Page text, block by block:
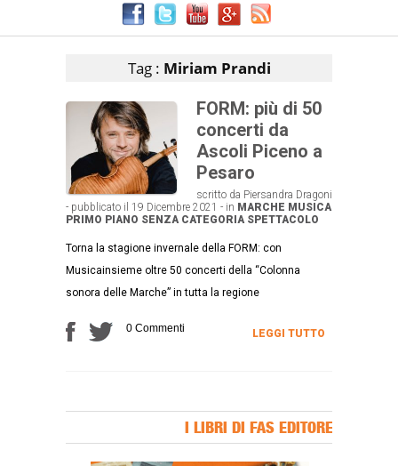
Tag : Miriam Prandi
FORM: più di 50
concerti da
Ascoli Piceno a
Pesaro
scritto da Piersandra Dragoni
- pubblicato il 19 Dicembre 2021 - in MARCHE MUSICA
PRIMO PIANO SENZA CATEGORIA SPETTACOLO
Torna la stagione invernale della FORM: con
Musicainsieme oltre 50 concerti della “Colonna
sonora delle Marche” in tutta la regione
0 Commenti LEGGI TUTTO
I LIBRI DI FAS EDITORE